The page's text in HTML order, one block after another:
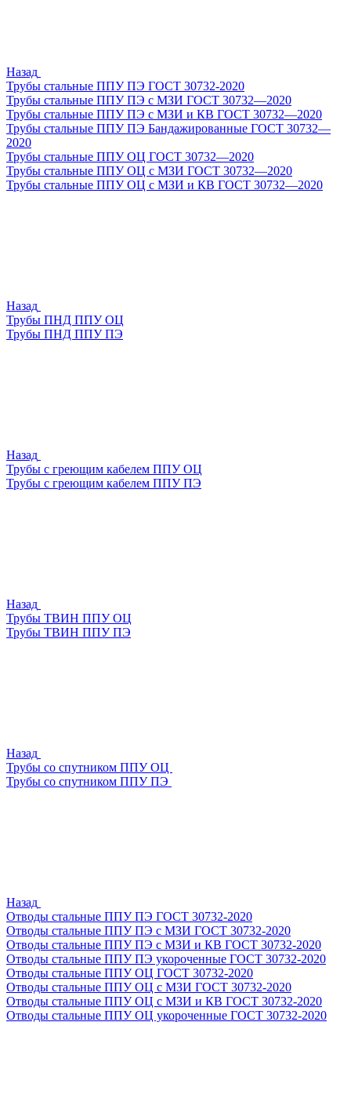
Назад
Трубы стальные ППУ ПЭ ГОСТ 30732-2020
Трубы стальные ППУ ПЭ с МЗИ ГОСТ 30732—2020
Трубы стальные ППУ ПЭ с МЗИ и КВ ГОСТ 30732—2020
Трубы стальные ППУ ПЭ Бандажированные ГОСТ 30732—
2020
Трубы стальные ППУ ОЦ ГОСТ 30732—2020
Трубы стальные ППУ ОЦ с МЗИ ГОСТ 30732—2020
Трубы стальные ППУ ОЦ с МЗИ и КВ ГОСТ 30732—2020
Назад
Трубы ПНД ППУ ОЦ
Трубы ПНД ППУ ПЭ
Назад
Трубы с греющим кабелем ППУ ОЦ
Трубы с греющим кабелем ППУ ПЭ
Назад
Трубы ТВИН ППУ ОЦ
Трубы ТВИН ППУ ПЭ
Назад
Трубы со спутником ППУ ОЦ
Трубы со спутником ППУ ПЭ
Назад
Отводы стальные ППУ ПЭ ГОСТ 30732-2020
Отводы стальные ППУ ПЭ с МЗИ ГОСТ 30732-2020
Отводы стальные ППУ ПЭ с МЗИ и КВ ГОСТ 30732-2020
Отводы стальные ППУ ПЭ укороченные ГОСТ 30732-2020
Отводы стальные ППУ ОЦ ГОСТ 30732-2020
Отводы стальные ППУ ОЦ с МЗИ ГОСТ 30732-2020
Отводы стальные ППУ ОЦ с МЗИ и КВ ГОСТ 30732-2020
Отводы стальные ППУ ОЦ укороченные ГОСТ 30732-2020